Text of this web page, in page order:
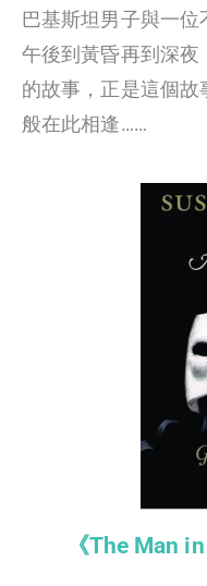
巴基斯坦男子與一位
午後到黃昏再到深夜
的故事，正是這個
般在此相逢……
《The Man